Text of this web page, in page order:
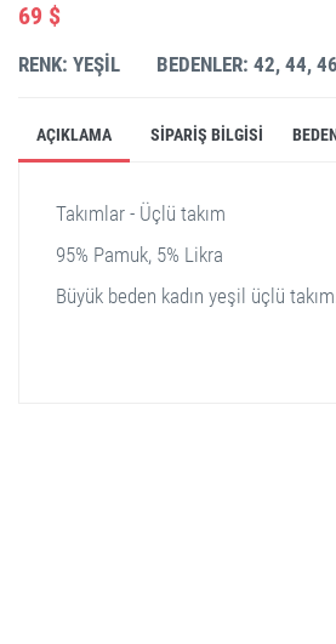
69 $
RENK: YEŞIL BEDENLER: 42, 44,
AÇIKLAMA SIPARIŞ BILGISI
Takımlar - Üçlü takım
95% Pamuk, 5% Likra
Büyük beden kadın yeşil üçlü